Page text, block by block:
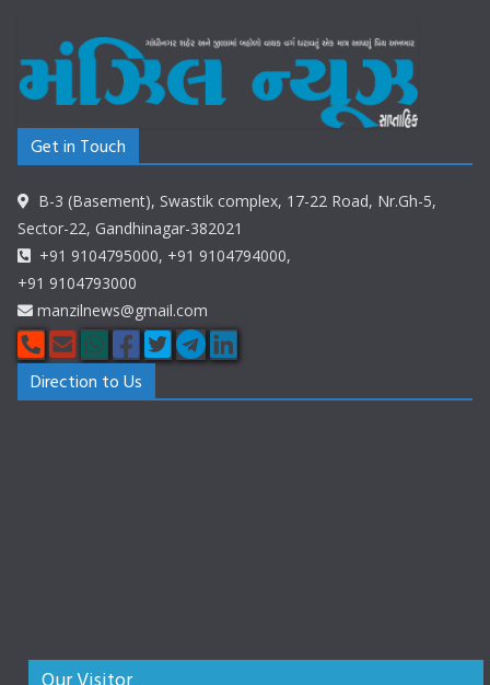
Get in Touch
B-3 (Basement), Swastik complex, 17-22 Road, Nr.Gh-5,
Sector-22, Gandhinagar-382021
+91 9104795000, +91 9104794000,
+91 9104793000
manzilnews@gmail.com
Direction to Us
Our Visitor